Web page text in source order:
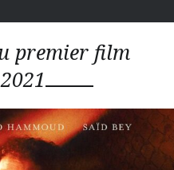
premier film